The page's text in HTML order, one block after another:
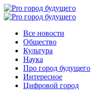
Menu
Поиск
Menu
Pro
Все новости
Общество
Культура
Наука
Про город будущего
Интересное
Цифровой город